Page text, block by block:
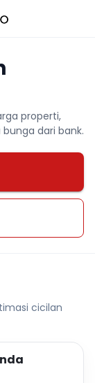
properti,
dari bank.
cicilan